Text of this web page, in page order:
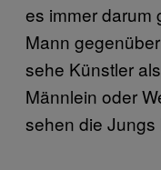
es immer darum
Mann
sehe Künstler
Männlein oder
sehen die